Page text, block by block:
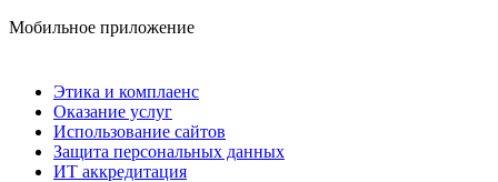
Мобильное приложение
Этика и комплаенс
Оказание услуг
Использование сайтов
Защита персональных данных
ИТ аккредитация